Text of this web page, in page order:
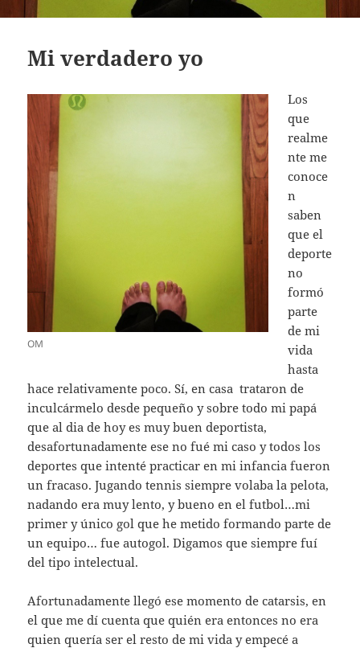
Mi verdadero yo
OM
Los
que
realme
nte me
conoce
n
saben
que el
deporte
no
formó
parte
de mi
vida
hasta
hace relativamente poco. Sí, en casa trataron de
inculcármelo desde pequeño y sobre todo mi papá
que al dia de hoy es muy buen deportista,
desafortunadamente ese no fué mi caso y todos los
deportes que intenté practicar en mi infancia fueron
un fracaso. Jugando tennis siempre volaba la pelota,
nadando era muy lento, y bueno en el futbol…mi
primer y único gol que he metido formando parte de
un equipo… fue autogol. Digamos que siempre fuí
del tipo intelectual.
Afortunadamente llegó ese momento de catarsis, en
el que me dí cuenta que quién era entonces no era
quien quería ser el resto de mi vida y empecé a